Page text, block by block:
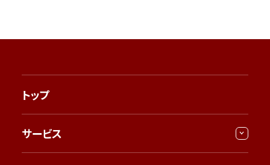
トップ
サービス